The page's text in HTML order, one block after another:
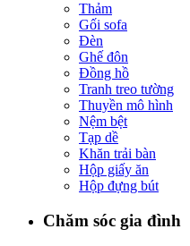
Thảm
Gối sofa
Đèn
Ghế đôn
Đồng hồ
Tranh treo tường
Thuyền mô hình
Nệm bệt
Tạp dề
Khăn trải bàn
Hộp giấy ăn
Hộp đựng bút
Chăm sóc gia đình